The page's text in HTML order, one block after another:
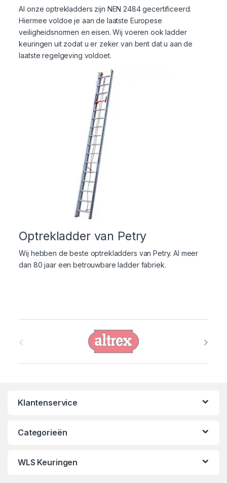
Al onze optrekladders zijn NEN 2484gecertificeerd.
Hiermee voldoe je aan de laatste Europese
veiligheidsnormen en eisen. Wij voeren ook ladder
keuringen uit zodat u er zeker van bent dat u aan de
laatste regelgeving voldoet.
Optrekladder van Petry
Wij hebben de beste optrekladders van Petry. Al meer
dan 80 jaar een betrouwbare ladder fabriek.
Klantenservice
Categorieën
WLS Keuringen